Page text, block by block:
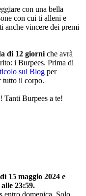
con una bella
con cui ti alleni e
anche vincere dei premi
di 12 giorni che avrà
i Burpees. Prima di
sul Blog per
tutto il corpo.
Tanti Burpees a te!
15 maggio 2024 e
23:59.
entro domenica. Solo